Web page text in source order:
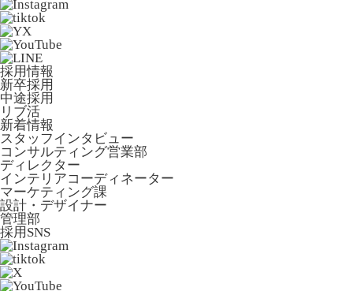
採用情報
新卒採用
中途採用
リブ活
新着情報
スタッフインタビュー
コンサルティング営業部
ディレクター
インテリアコーディネーター
マーケティング課
設計・デザイナー
管理部
採用SNS